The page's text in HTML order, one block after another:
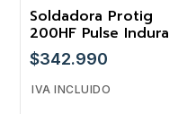
Soldadora Protig
200HF Pulse Indura
$342.990
IVA INCLUIDO